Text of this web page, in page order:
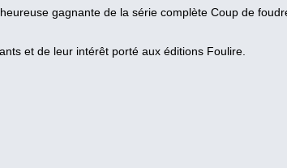
gagnante de la série complète Coup de
et de leur intérêt porté aux éditions Foulire.